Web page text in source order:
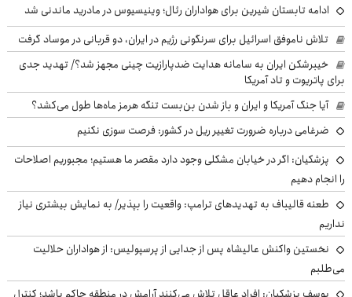
ادامه تابستان شیرین برای هواداران رئال؛ وینیسیوس در مادرید ماندنی شد
تلاش ناموفق اسرائیل برای سرنگونی رژیم در ایران، دو قربانی در موساد گرفت
خیبرشکن ایران به سامانه هدایت ضدپارازیت چینی مجهز شد؟/ تهدید جدی
برای پاتریوت و تاد آمریکا
آیا جنگ آمریکا و ایران و باز شدن بن‌بست تنگه هرمز ماه‌ها طول می‌کشد؟
ضرغامی درباره ضرورت تغییر ریل در کشور: فرصت سوزی نکنیم
پزشکیان: اگر در خیابان مشکلی وجود دارد مقصر ما هستیم؛ مجبوریم اصلاحات
را انجام دهیم
طعنه قالیباف به تهدیدهای ترامپ: واقعیت را بپذیر/ به نمایش بیشتری نیاز
نداریم
نخستین واکنش عالیشاه پس از جدایی از پرسپولیس: از هواداران حلالیت
می‌طلبم